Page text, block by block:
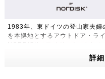
1983年、東ドイツの登山家夫婦
を本拠地とするアウトドア・ラ
えうる高い機能性・保温性をも
ッショナルたちから信頼を集め
詳